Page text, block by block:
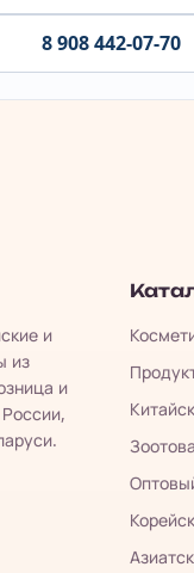
8 908 442-07-70
и
из
и